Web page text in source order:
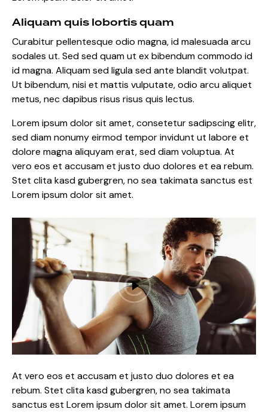
Aliquam quis lobortis quam
Curabitur pellentesque odio magna, id malesuada arcu
sodales ut. Sed sed quam ut ex bibendum commodo id
id magna. Aliquam sed ligula sed ante blandit volutpat.
Ut bibendum, nisi et mattis vulputate, odio arcu aliquet
metus, nec dapibus risus risus quis lectus.
Lorem ipsum dolor sit amet, consetetur sadipscing elitr,
sed diam nonumy eirmod tempor invidunt ut labore et
dolore magna aliquyam erat, sed diam voluptua. At
vero eos et accusam et justo duo dolores et ea rebum.
Stet clita kasd gubergren, no sea takimata sanctus est
Lorem ipsum dolor sit amet.
At vero eos et accusam et justo duo dolores et ea
rebum. Stet clita kasd gubergren, no sea takimata
sanctus est Lorem ipsum dolor sit amet. Lorem ipsum